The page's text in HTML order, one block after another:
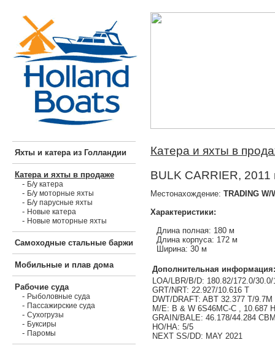
Яхты и катера из Голландии
Катера и яхты в продаже
- Б/у катера
- Б/у моторные яхты
- Б/у парусные яхты
- Новые катера
- Новые моторные яхты
Самоходные стальные баржи
Мобильные и плав дома
Рабочие суда
- Рыболовные суда
- Пассажирские суда
- Сухогрузы
- Буксиры
- Паромы
Катера и яхты в
BULK CARRIER, 2011
Местонахождение: TRADING W/
Характеристики:
Длина полная: 180 м
Длина корпуса: 172 м
Ширина: 30 м
Дополнительная информация:
LOA/LBR/B/D: 180.82/172.0/30.0/
GRT/NRT: 22.927/10.616 T
DWT/DRAFT: ABT 32.377 T/9.7M
M/E: B & W 6S46MC-C , 10.687
GRAIN/BALE: 46.178/44.284
HO/HA: 5/5
NEXT SS/DD: MAY 2021